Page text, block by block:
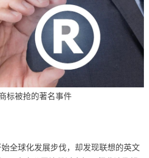
标被抢的著名事件
全球化发展步伐，却发现联想的英文